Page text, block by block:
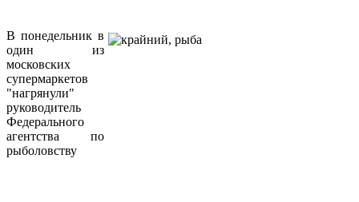
В понедельник в
один из
московских
супермаркетов
"нагрянули"
руководитель
Федерального
агентства по
рыболовству